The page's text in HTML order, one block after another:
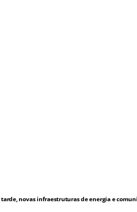
novas infraestruturas de energia e